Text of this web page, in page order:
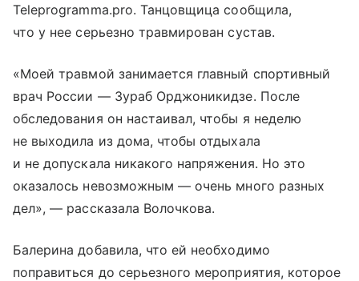
Teleprogramma.pro. Танцовщица сообщила,
что у нее серьезно травмирован сустав.
«Моей травмой занимается главный спортивный
врач России — Зураб Орджоникидзе. После
обследования он настаивал, чтобы я неделю
не выходила из дома, чтобы отдыхала
и не допускала никакого напряжения. Но это
оказалось невозможным — очень много разных
дел», — рассказала Волочкова.
Балерина добавила, что ей необходимо
поправиться до серьезного мероприятия, которое